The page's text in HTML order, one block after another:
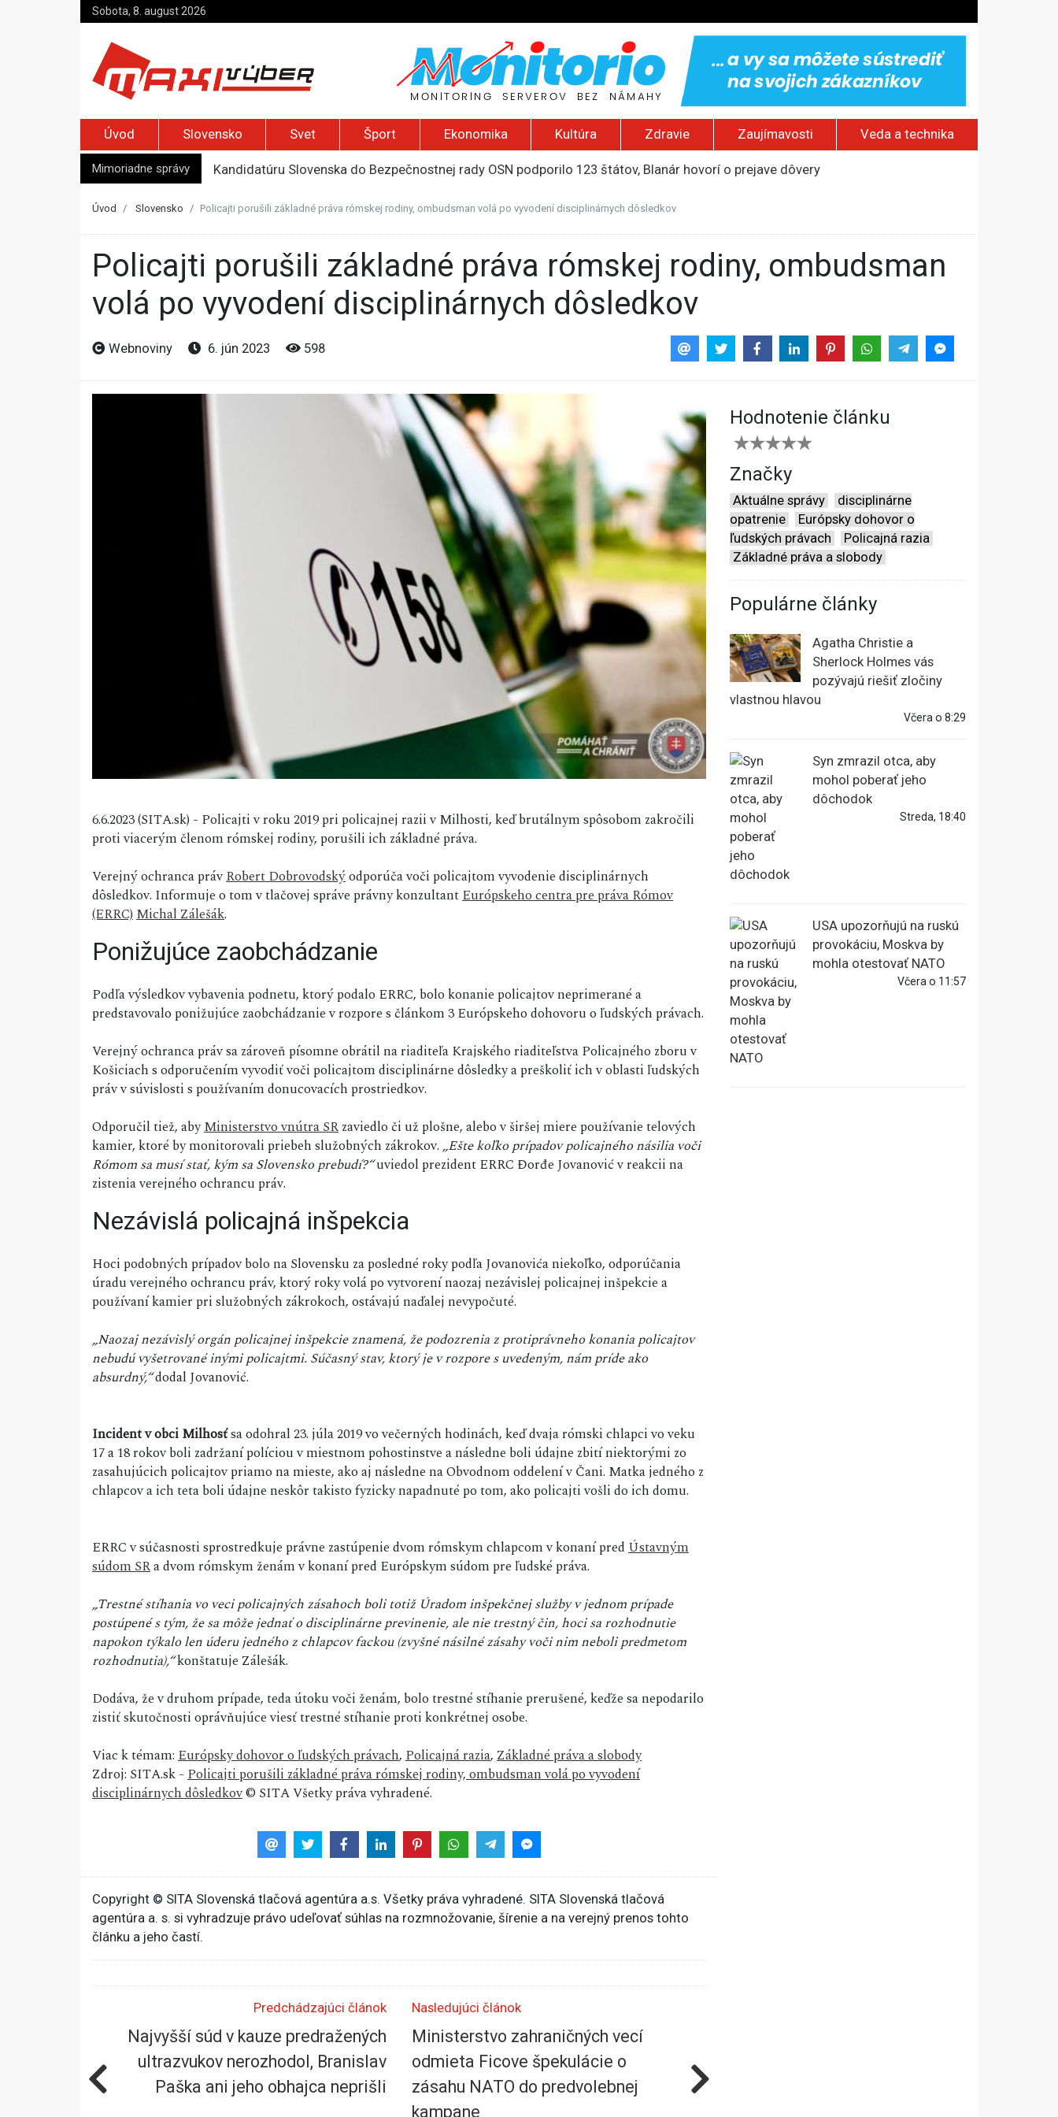
Sobota, 8. august 2026
Úvod Slovensko Svet Šport Ekonomika Kultúra Zdravie Zaujímavosti Veda a technika
Mimoriadne správy
Kandidatúru Slovenska do Bezpečnostnej rady OSN podporilo 123 štátov, Blanár hovorí o prejave dôvery
Pápež Lev XIV. sa vo Francúzsku stretne s obeťami sexuálneho zneužívania kňazmi
Úvod Slovensko Policajti porušili základné práva rómskej rodiny, ombudsman volá po vyvodení disciplinárnych dôsledkov
Policajti porušili základné práva rómskej rodiny, ombudsman
volá po vyvodení disciplinárnych dôsledkov
Webnoviny 6. jún 2023 598
6.6.2023 (SITA.sk) - Policajti v roku 2019 pri policajnej razii v Milhosti, keď brutálnym spôsobom zakročili
proti viacerým členom rómskej rodiny, porušili ich základné práva.
Verejný ochranca právRobert Dobrovodskýodporúča voči policajtom vyvodenie disciplinárnych
dôsledkov. Informuje o tom v tlačovej správe právny konzultantEurópskeho centra pre práva Rómov
(ERRC)Michal Zálešák.
Ponižujúce zaobchádzanie
Podľa výsledkov vybavenia podnetu, ktorý podalo ERRC, bolo konanie policajtov neprimerané a
predstavovalo ponižujúce zaobchádzanie v rozpore s článkom 3 Európskeho dohovoru o ľudských právach.
Verejný ochranca práv sa zároveň písomne obrátil na riaditeľa Krajského riaditeľstva Policajného zboru v
Košiciach s odporučením vyvodiť voči policajtom disciplinárne dôsledky a preškoliť ich v oblasti ľudských
práv v súvislosti s používaním donucovacích prostriedkov.
Odporučil tiež, abyMinisterstvo vnútra SRzaviedlo či už plošne, alebo v širšej miere používanie telových
kamier, ktoré by monitorovali priebeh služobných zákrokov.„Ešte koľko prípadov policajného násilia voči
Rómom sa musí stať, kým sa Slovensko prebudí?“uviedol prezident ERRC Đorđe Jovanović v reakcii na
zistenia verejného ochrancu práv.
Nezávislá policajná inšpekcia
Hoci podobných prípadov bolo na Slovensku za posledné roky podľa Jovanovića niekoľko, odporúčania
úradu verejného ochrancu práv, ktorý roky volá po vytvorení naozaj nezávislej policajnej inšpekcie a
používaní kamier pri služobných zákrokoch, ostávajú naďalej nevypočuté.
„Naozaj nezávislý orgán policajnej inšpekcie znamená, že podozrenia z protiprávneho konania policajtov
nebudú vyšetrované inými policajtmi. Súčasný stav, ktorý je v rozpore s uvedeným, nám príde ako
absurdný,“dodal Jovanović.
Incident v obci Milhosťsa odohral 23. júla 2019 vo večerných hodinách, keď dvaja rómski chlapci vo veku
17 a 18 rokov boli zadržaní políciou v miestnom pohostinstve a následne boli údajne zbití niektorými zo
zasahujúcich policajtov priamo na mieste, ako aj následne na Obvodnom oddelení v Čani. Matka jedného z
chlapcov a ich teta boli údajne neskôr takisto fyzicky napadnuté po tom, ako policajti vošli do ich domu.
ERRC v súčasnosti sprostredkuje právne zastúpenie dvom rómskym chlapcom v konaní predÚstavným
súdom SRa dvom rómskym ženám v konaní pred Európskym súdom pre ľudské práva.
„Trestné stíhania vo veci policajných zásahoch boli totiž Úradom inšpekčnej služby v jednom prípade
postúpené s tým, že sa môže jednať o disciplinárne previnenie, ale nie trestný čin, hoci sa rozhodnutie
napokon týkalo len úderu jedného z chlapcov fackou (zvyšné násilné zásahy voči nim neboli predmetom
rozhodnutia),“konštatuje Zálešák.
Dodáva, že v druhom prípade, teda útoku voči ženám, bolo trestné stíhanie prerušené, keďže sa nepodarilo
zistiť skutočnosti oprávňujúce viesť trestné stíhanie proti konkrétnej osobe.
Viac k témam:Európsky dohovor o ľudských právach,Policajná razia,Základné práva a slobody
Zdroj: SITA.sk -Policajti porušili základné práva rómskej rodiny, ombudsman volá po vyvodení
disciplinárnych dôsledkov© SITA Všetky práva vyhradené.
Hodnotenie článku
Značky
Aktuálne správy
disciplinárne
opatrenie
Európsky dohovor o
ľudských právach
Policajná razia
Základné práva a slobody
Populárne články
Agatha Christie a
Sherlock Holmes vás
pozývajú riešiť zločiny
vlastnou hlavou
Včera o 8:29
Syn zmrazil otca, aby
mohol poberať jeho
dôchodok
Streda, 18:40
USA upozorňujú na ruskú
provokáciu, Moskva by
mohla otestovať NATO
Včera o 11:57
Copyright © SITA Slovenská tlačová agentúra a.s. Všetky práva vyhradené. SITA Slovenská tlačová
agentúra a. s. si vyhradzuje právo udeľovať súhlas na rozmnožovanie, šírenie a na verejný prenos tohto
článku a jeho častí.
Predchádzajúci článok
Najvyšší súd v kauze predražených
ultrazvukov nerozhodol, Branislav
Paška ani jeho obhajca neprišli
Nasledujúci článok
Ministerstvo zahraničných vecí
odmieta Ficove špekulácie o
zásahu NATO do predvolebnej
kampane